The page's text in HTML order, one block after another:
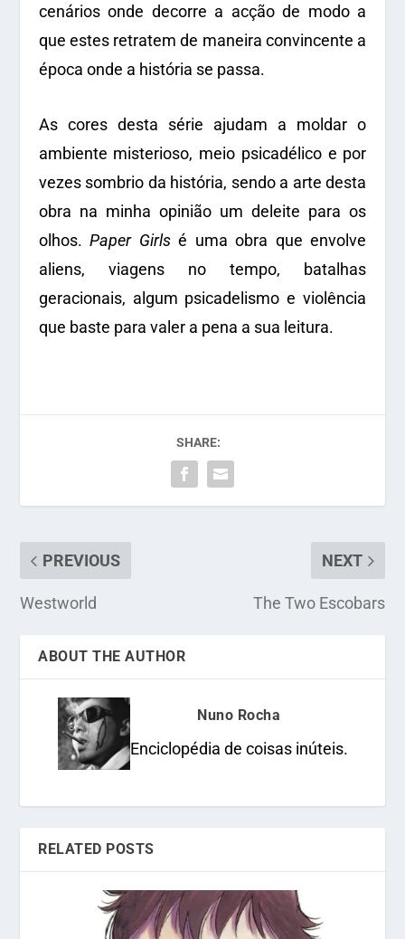
cenários onde decorre a acção de modo a
que estes retratem de maneira convincente a
época onde a história se passa.
As cores desta série ajudam a moldar o
ambiente misterioso, meio psicadélico e por
vezes sombrio da história, sendo a arte desta
obra na minha opinião um deleite para os
olhos.Paper Girlsé uma obra que envolve
aliens, viagens no tempo, batalhas
geracionais, algum psicadelismo e violência
que baste para valer a pena a sua leitura.
SHARE:
PREVIOUS
Westworld
NEXT
The Two Escobars
ABOUT THE AUTHOR
Nuno Rocha
Enciclopédia de coisas inúteis.
RELATED POSTS